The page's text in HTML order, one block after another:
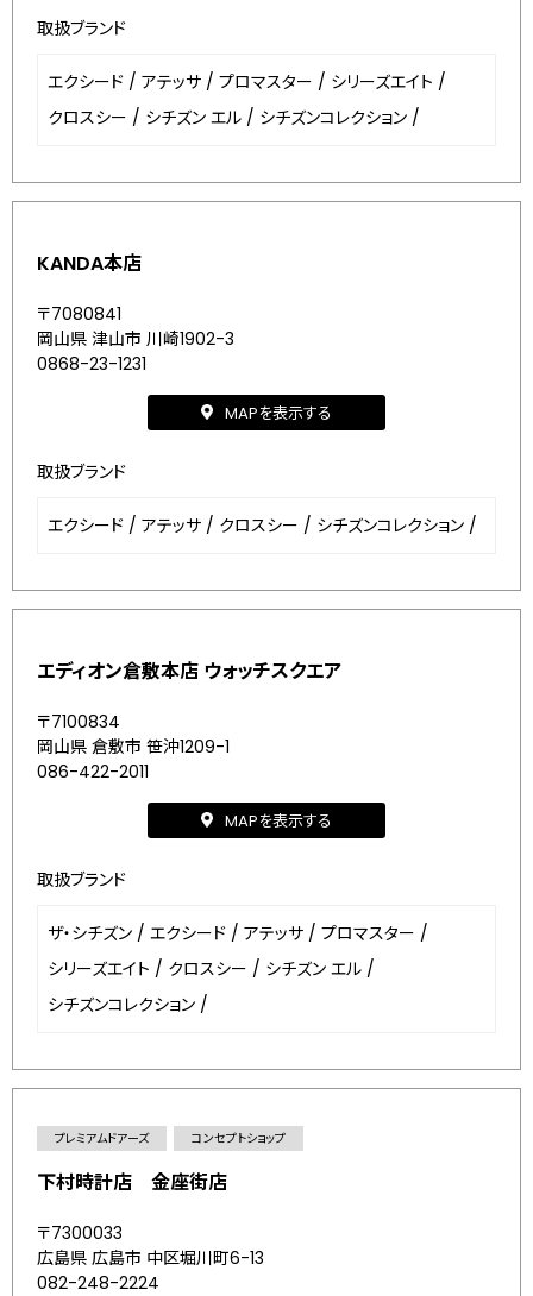
取扱ブランド
エクシード / アテッサ / プロマスター / シリーズエイト /
クロスシー / シチズン エル / シチズンコレクション /
KANDA本店
〒7080841
岡山県 津山市 川崎1902-3
0868-23-1231
MAPを表示する
取扱ブランド
エクシード / アテッサ / クロスシー / シチズンコレクション /
エディオン倉敷本店 ウォッチスクエア
〒7100834
岡山県 倉敷市 笹沖1209-1
086-422-2011
MAPを表示する
取扱ブランド
ザ・シチズン / エクシード / アテッサ / プロマスター /
シリーズエイト / クロスシー / シチズン エル /
シチズンコレクション /
プレミアムドアーズ コンセプトショップ
下村時計店 金座街店
〒7300033
広島県 広島市 中区堀川町6-13
082-248-2224